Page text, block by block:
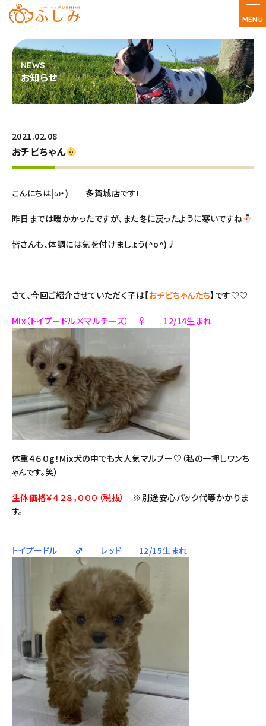
MENU
お知らせ
2021.02.08
おチビちゃん
こんにちは|ω・) 多賀城店です！
昨日までは暖かかったですが、また冬に戻ったように寒いですね
皆さんも、体調には気を付けましょう(^o^)丿
さて、今回ご紹介させていただく子は【おチビちゃんたち】です♡♡
Mix（トイプードル×マルチーズ） ♀ 12/14生まれ
体重４６０g！Mix犬の中でも大人気マルプー♡（私の一押しワンち
ゃんです。笑）
生体価格￥４２８，０００（税抜）
※別途安心パック代等かかりま
す。
トイプードル ♂ レッド 12/15生まれ